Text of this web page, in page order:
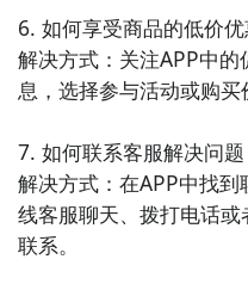
子产品、家居用品等各类
这些APP都提供了优惠的
6. 如何享受商品的低价优
解决方式：关注APP中
息，选择参与活动或购买
7. 如何联系客服解决问题
解决方式：在APP中找
线客服聊天、拨打电话
联系。